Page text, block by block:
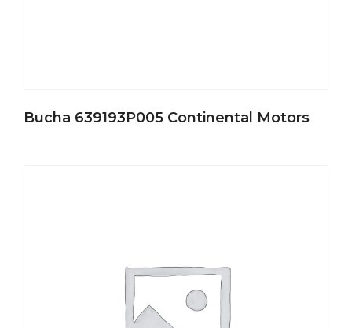
Bucha 639193P005 Continental Motors